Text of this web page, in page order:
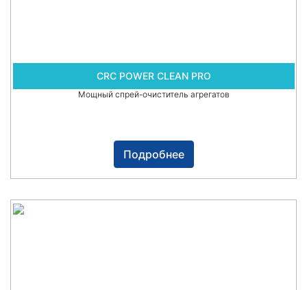
CRC POWER CLEAN PRO
Мощный спрей-очиститель агрегатов
Подробнее